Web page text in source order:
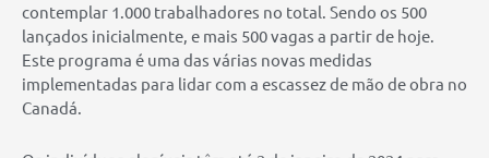
contemplar 1.000 trabalhadores no total. Sendo os 500
lançados inicialmente, e mais 500 vagas a partir de hoje.
Este programa é uma das várias novas medidas
implementadas para lidar com a escassez de mão de obra no
Canadá.